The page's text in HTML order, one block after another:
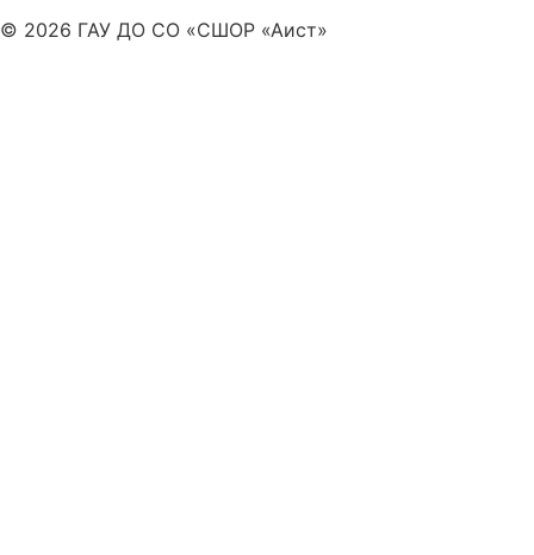
© 2026 ГАУ ДО СО «СШОР «Аист»